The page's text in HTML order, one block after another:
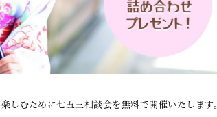
しむために七五三相談会を無料で開催いたします。